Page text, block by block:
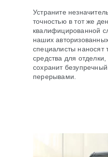
Устраните
точностью в тот же
квалифицированной
наших
специалисты наносят
средства для
сохранит
перерывами.